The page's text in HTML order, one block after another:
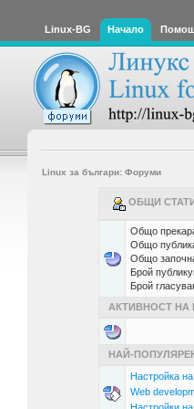
Linux-BG Начало
Linux за българи: Форуми
ОБЩИ
Общо
Общо
Общо
Брой
Брой
АКТИВНОСТ НА
НАЙ-
Настройка
Web